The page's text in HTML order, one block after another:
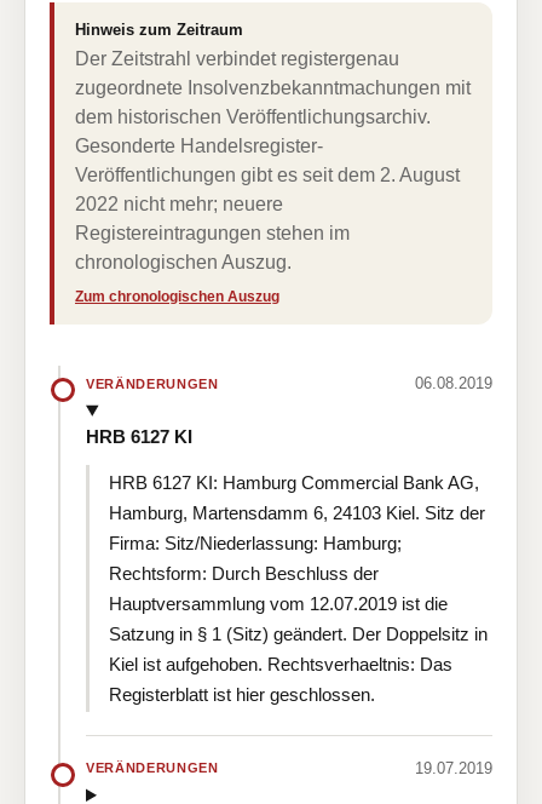
Hinweis zum Zeitraum
Der Zeitstrahl verbindet registergenau
zugeordnete Insolvenzbekanntmachungen mit
dem historischen Veröffentlichungsarchiv.
Gesonderte Handelsregister-
Veröffentlichungen gibt es seit dem 2. August
2022 nicht mehr; neuere
Registereintragungen stehen im
chronologischen Auszug.
Zum chronologischen Auszug
VERÄNDERUNGEN 06.08.2019
HRB 6127 KI
HRB 6127 KI: Hamburg Commercial Bank AG,
Hamburg, Martensdamm 6, 24103 Kiel. Sitz der
Firma: Sitz/Niederlassung: Hamburg;
Rechtsform: Durch Beschluss der
Hauptversammlung vom 12.07.2019 ist die
Satzung in § 1 (Sitz) geändert. Der Doppelsitz in
Kiel ist aufgehoben. Rechtsverhaeltnis: Das
Registerblatt ist hier geschlossen.
VERÄNDERUNGEN 19.07.2019